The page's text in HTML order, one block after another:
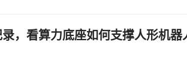
，看算力底座如何支撑人形机器